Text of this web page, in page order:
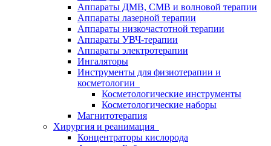
Аппараты ДМВ, СМВ и волновой терапии
Аппараты лазерной терапии
Аппараты низкочастотной терапии
Аппараты УВЧ-терапии
Аппараты электротерапии
Ингаляторы
Инструменты для физиотерапии и
косметологии
Косметологические инструменты
Косметологические наборы
Магнитотерапия
Хирургия и реанимация
Концентраторы кислорода